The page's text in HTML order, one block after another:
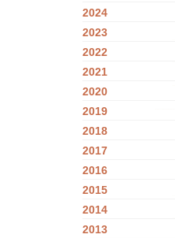
2024
2023
2022
2021
2020
2019
2018
2017
2016
2015
2014
2013